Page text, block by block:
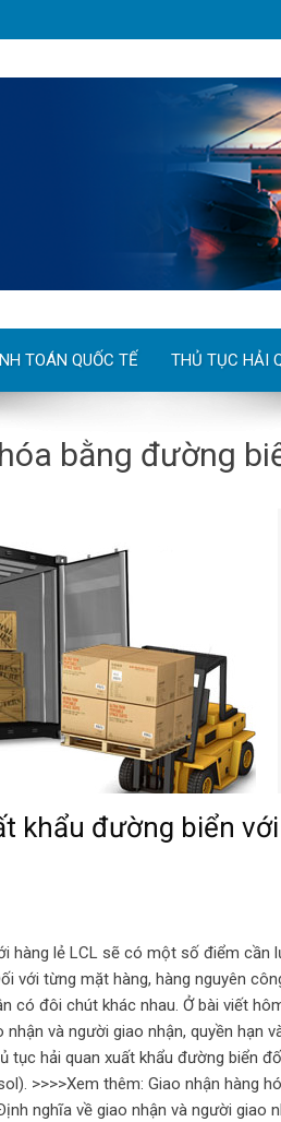
TOÁN QUỐC TẾ THỦ TỤC HẢI
bằng đường
khẩu đường biển với
hàng lẻ LCL sẽ có một số điểm cần
với từng mặt hàng, hàng nguyên
có đôi chút khác nhau. Ở bài viết
và người giao nhận, quyền hạn
hải quan xuất khẩu đường biển
>>>>Xem thêm: Giao nhận hàng
nghĩa về giao nhận và người giao